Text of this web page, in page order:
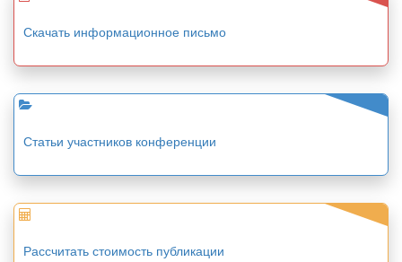
Скачать информационное письмо
Статьи участников конференции
Рассчитать стоимость публикации